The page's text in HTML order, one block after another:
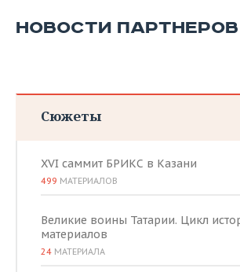
НОВОСТИ ПАРТНЕРОВ
Сюжеты
XVI саммит БРИКС в Казани
499 МАТЕРИАЛОВ
Великие воины Татарии. Цикл
материалов
24 МАТЕРИАЛА